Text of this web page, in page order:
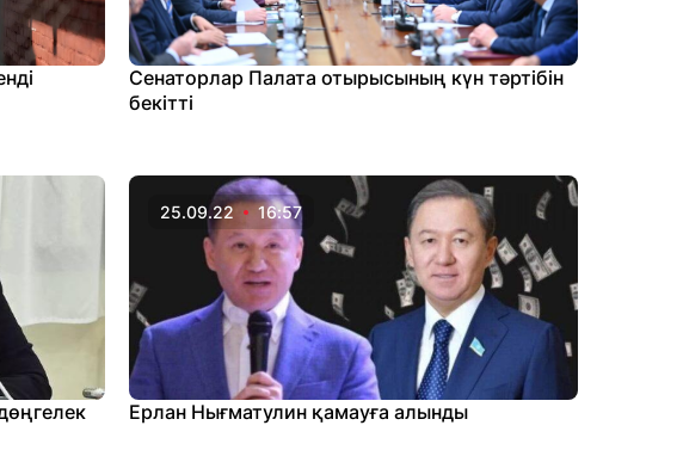
Сенаторлар Палата отырысының күн тәртібін
бекітті
25.09.22 16:57
Ерлан Нығматулин қамауға алынды